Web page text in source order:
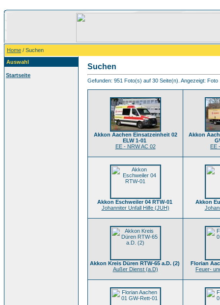
Home / Suchen
Auswahl
Startseite
Suchen
Gefunden: 951 Foto(s) auf 30 Seite(n). Angezeigt: Foto
Akkon Aachen Einsatzeinheit 02
ELW 1-01
EE - NRW AC 02
Akkon
EE
Akkon Eschweiler 04 RTW-01
Johanniter Unfall Hilfe (JUH)
Akkon
Akkon Kreis Düren RTW-65 a.D. (2)
Außer Dienst (a.D)
Florian
Feuer-